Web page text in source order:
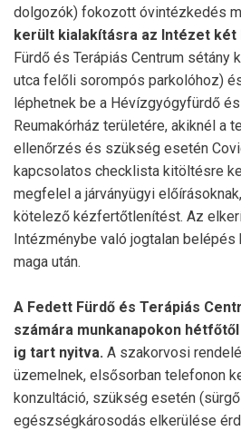
dolgozók) fokozott óvintézkedés
került kialakításra az Intézet két
Fürdő és Terápiás Centrum sétány
utca felőli sorompós parkolóhoz)
léphetnek be a Hévízgyógyfürdő
Reumakórház területére, akiknél a
ellenőrzés és szükség esetén
kapcsolatos checklista kitöltésre
megfelel a járványügyi
kötelező kézfertőtlenítést. Az
Intézménybe való jogtalan
maga után.
A Fedett Fürdő és Terápiás
számára munkanapokon
ig tart nyitva. A szakorvosi
üzemelnek, elsősorban telefonon
konzultáció, szükség esetén
egészségkárosodás elkerülése